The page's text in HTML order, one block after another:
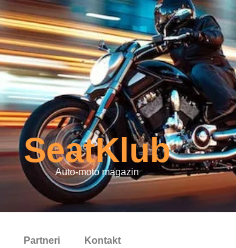
SeatKlub
Auto-moto magazin
Partneri Kontakt